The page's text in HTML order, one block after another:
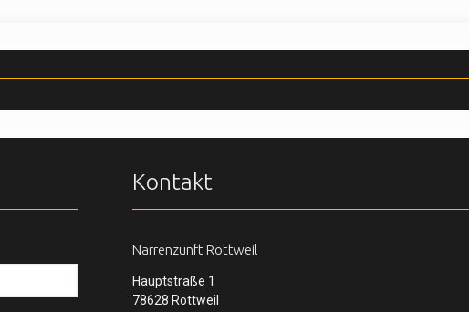
Kontakt
Narrenzunft Rottweil
Hauptstraße 1
78628 Rottweil